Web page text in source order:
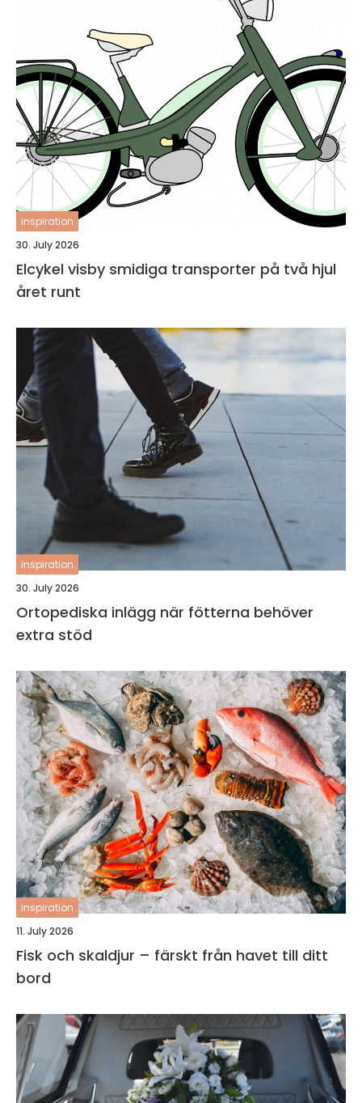
inspiration
30. July 2026
Elcykel visby smidiga transporter på två hjul
året runt
inspiration
30. July 2026
Ortopediska inlägg när fötterna behöver
extra stöd
inspiration
11. July 2026
Fisk och skaldjur – färskt från havet till ditt
bord